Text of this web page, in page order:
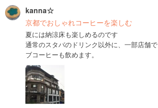
kanna☆
京都でおしゃれコーヒーを楽しむ
夏には納涼床も楽しめるのです
通常のスタバのドリンク以外に、一部店舗
ブコーヒーも飲めます。